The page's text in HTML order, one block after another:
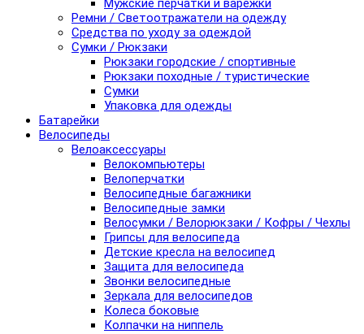
Мужские перчатки и варежки
Ремни / Светоотражатели на одежду
Средства по уходу за одеждой
Сумки / Рюкзаки
Рюкзаки городские / спортивные
Рюкзаки походные / туристические
Сумки
Упаковка для одежды
Батарейки
Велосипеды
Велоаксессуары
Велокомпьютеры
Велоперчатки
Велосипедные багажники
Велосипедные замки
Велосумки / Велорюкзаки / Кофры / Чехлы
Грипсы для велосипеда
Детские кресла на велосипед
Защита для велосипеда
Звонки велосипедные
Зеркала для велосипедов
Колеса боковые
Колпачки на ниппель